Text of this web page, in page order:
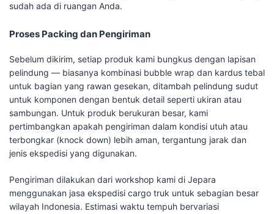
sudah ada di ruangan Anda.
Proses Packing dan Pengiriman
Sebelum dikirim, setiap produk kami bungkus dengan lapisan
pelindung — biasanya kombinasi bubble wrap dan kardus tebal
untuk bagian yang rawan gesekan, ditambah pelindung sudut
untuk komponen dengan bentuk detail seperti ukiran atau
sambungan. Untuk produk berukuran besar, kami
pertimbangkan apakah pengiriman dalam kondisi utuh atau
terbongkar (knock down) lebih aman, tergantung jarak dan
jenis ekspedisi yang digunakan.
Pengiriman dilakukan dari workshop kami di Jepara
menggunakan jasa ekspedisi cargo truk untuk sebagian besar
wilayah Indonesia. Estimasi waktu tempuh bervariasi